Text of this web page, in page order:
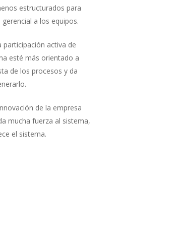
estructurados para
a los equipos.
participación activa de
esté más orientado a
de los procesos y da
de la empresa
mucha fuerza al sistema,
el sistema.